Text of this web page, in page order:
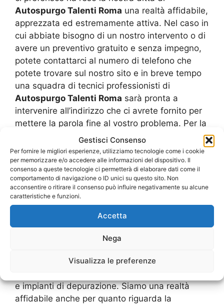
Gestisci Consenso
Per fornire le migliori esperienze, utilizziamo tecnologie come i cookie
per memorizzare e/o accedere alle informazioni del dispositivo. Il
consenso a queste tecnologie ci permetterà di elaborare dati come il
comportamento di navigazione o ID unici su questo sito. Non
acconsentire o ritirare il consenso può influire negativamente su alcune
caratteristiche e funzioni.
Accetta
Nega
Visualizza le preferenze
Autospurgo Talenti Roma una realtà affidabile,
apprezzata ed estremamente attiva. Nel caso in
cui abbiate bisogno di un nostro intervento o di
avere un preventivo gratuito e senza impegno,
potete contattarci al numero di telefono che
potete trovare sul nostro sito e in breve tempo
una squadra di tecnici professionisti di
Autospurgo Talenti Roma sarà pronta a
intervenire all’indirizzo che ci avrete fornito per
mettere la parola fine al vostro problema. Per la
vostra sicurezza, ci teniamo a sottolineare che
gli uomini che compongono i nostri team
operativi, sono tutti veri professionisti del
mestiere. L’assoluta e profonda conoscenza dei
sistemi di smaltimento e di fognature, il
continuo aggiornamento riguardo alle
innovazioni tecnologiche che aiutano a svolgere
Autospurgo Talenti Roma
gestione di qualsiasi tipo di guasto o blocco
e impianti di depurazione. Siamo una realtà
affidabile anche per quanto riguarda la